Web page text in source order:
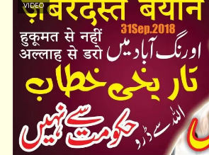
VIDEO